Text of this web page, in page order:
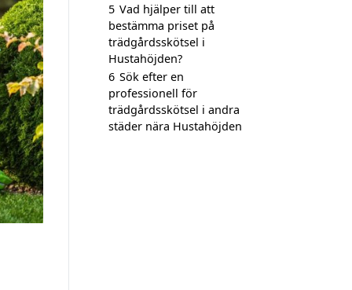
5 Vad hjälper till att
bestämma priset på
trädgårdsskötsel i
Hustahöjden?
6 Sök efter en
professionell för
trädgårdsskötsel i andra
städer nära Hustahöjden